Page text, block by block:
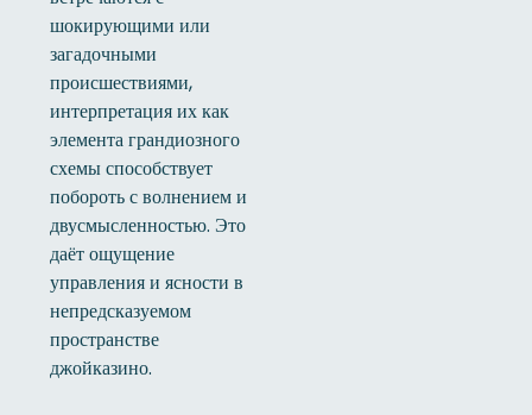
шокирующими или
загадочными
происшествиями,
интерпретация их как
элемента грандиозного
схемы способствует
побороть с волнением и
двусмысленностью. Это
даёт ощущение
управления и ясности в
непредсказуемом
пространстве
джойказино.